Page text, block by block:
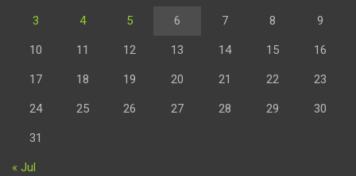
3 4 5 6 7 8 9
10 11 12 13 14 15 16
17 18 19 20 21 22 23
24 25 26 27 28 29 30
31
« Jul